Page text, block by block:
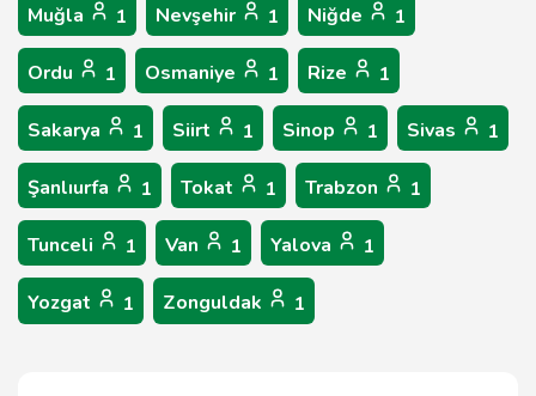
Muğla 1 Nevşehir 1 Niğde 1
Ordu 1 Osmaniye 1 Rize 1
Sakarya 1 Siirt 1 Sinop 1 Sivas 1
Şanlıurfa 1 Tokat 1 Trabzon 1
Tunceli 1 Van 1 Yalova 1
Yozgat 1 Zonguldak 1